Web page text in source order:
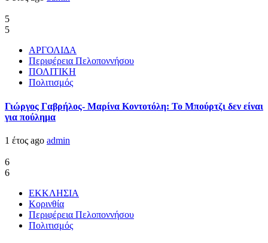
5
5
ΑΡΓΟΛΙΔΑ
Περιφέρεια Πελοποννήσου
ΠΟΛΙΤΙΚΗ
Πολιτισμός
Γιώργος Γαβρήλος- Μαρίνα Κοντοτόλη: Το Μπούρτζι δεν είναι
για πούλημα
1 έτος ago admin
6
6
ΕΚΚΛΗΣΙΑ
Κορινθία
Περιφέρεια Πελοποννήσου
Πολιτισμός